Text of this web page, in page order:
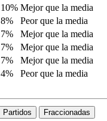
10% Mejor que la media
8%
Peor que la media
7%
Mejor que la media
7%
Mejor que la media
7%
Mejor que la media
4% Peor que la media
Partidos Fraccionadas